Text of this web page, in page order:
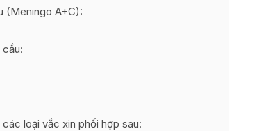
(Meningo A+C):
loại vắc xin phối hợp sau: